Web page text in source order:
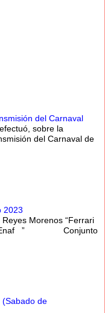
del Carnaval
sobre la
del Carnaval de
2023
Morenos “Ferrari
“Enaf ” Conjunto
(Sabado de